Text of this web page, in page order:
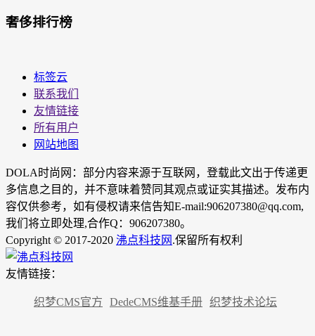
奢侈排行榜
标签云
联系我们
友情链接
所有用户
网站地图
DOLA时尚网：部分内容来源于互联网，登载此文出于传递更
多信息之目的，并不意味着赞同其观点或证实其描述。发布内
容仅供参考，如有侵权请来信告知E-mail:906207380@qq.com,
我们将立即处理,合作Q：906207380。
Copyright © 2017-2020 沸点科技网 .保留所有权利
友情链接：
织梦CMS官方 DedeCMS维基手册 织梦技术论坛